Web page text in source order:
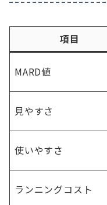
項目
MARD値
見やすさ
使いやすさ
ランニングコスト